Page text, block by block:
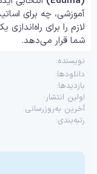
آموزشی، چه برای
لازم را برای
شما قرار می‌دهد.
نویسنده
دانلودها
بازدیدها
اولین انتشار
آخرین به‌روزرسانی
رتبه‌بندی